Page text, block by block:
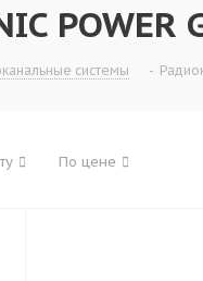
POWER
системы -
По цене